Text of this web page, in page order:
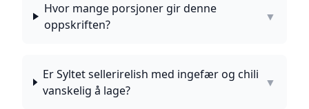
Hvor mange porsjoner gir denne
oppskriften?
▼
Er Syltet sellerirelish med ingefær og chili
vanskelig å lage?
▼